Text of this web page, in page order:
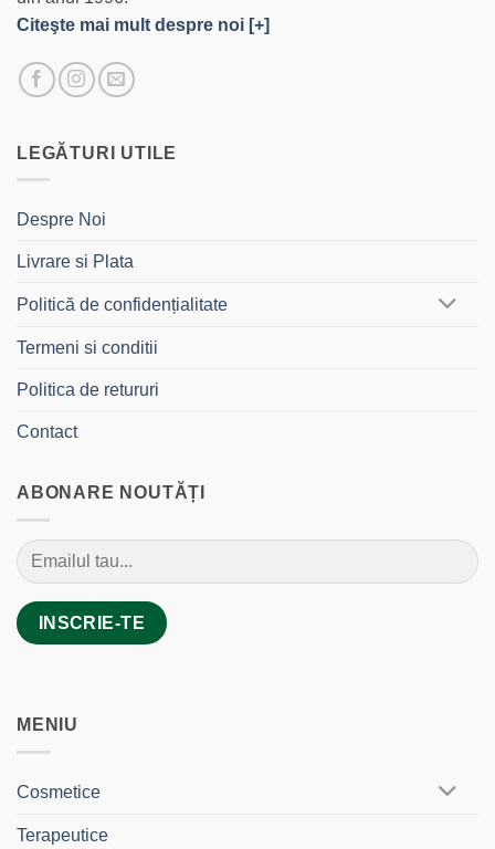
Citeşte mai mult despre noi [+]
LEGĂTURI UTILE
Despre Noi
Livrare si Plata
Politică de confidențialitate
Termeni si conditii
Politica de retururi
Contact
ABONARE NOUTĂȚI
MENIU
Cosmetice
Terapeutice